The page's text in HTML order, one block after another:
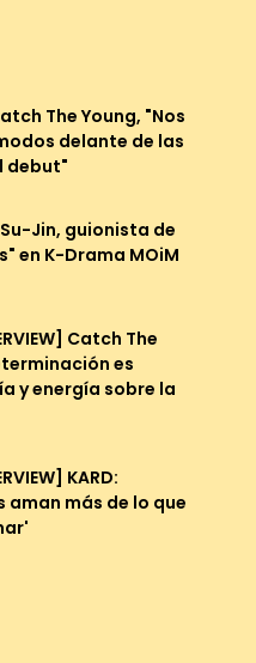
The Young, "Nos
delante de las
debut"
Jin, guionista de
en K-Drama MOiM
Catch The
es
y energía sobre la
KARD:
aman más de lo que